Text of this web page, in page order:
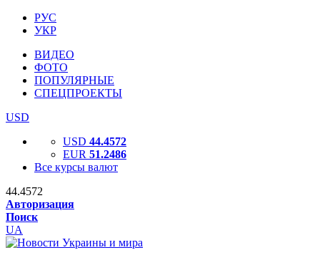
РУС
УКР
ВИДЕО
ФОТО
ПОПУЛЯРНЫЕ
СПЕЦПРОЕКТЫ
USD
USD 44.4572
EUR 51.2486
Все курсы валют
44.4572
Авторизация
Поиск
UA